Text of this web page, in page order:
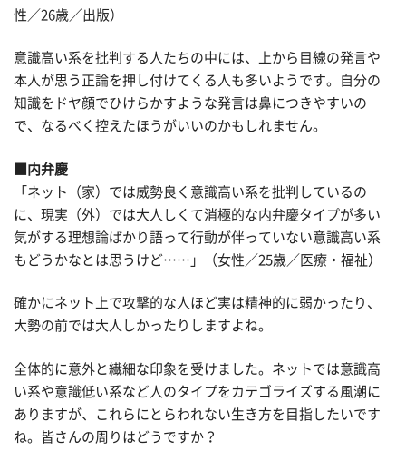
性／26歳／出版）
意識高い系を批判する人たちの中には、上から目線の発言や
本人が思う正論を押し付けてくる人も多いようです。自分の
知識をドヤ顔でひけらかすような発言は鼻につきやすいの
で、なるべく控えたほうがいいのかもしれません。
■内弁慶
「ネット（家）では威勢良く意識高い系を批判しているの
に、現実（外）では大人しくて消極的な内弁慶タイプが多い
気がする理想論ばかり語って行動が伴っていない意識高い系
もどうかなとは思うけど……」（女性／25歳／医療・福祉）
確かにネット上で攻撃的な人ほど実は精神的に弱かったり、
大勢の前では大人しかったりしますよね。
全体的に意外と繊細な印象を受けました。ネットでは意識高
い系や意識低い系など人のタイプをカテゴライズする風潮に
ありますが、これらにとらわれない生き方を目指したいです
ね。皆さんの周りはどうですか？